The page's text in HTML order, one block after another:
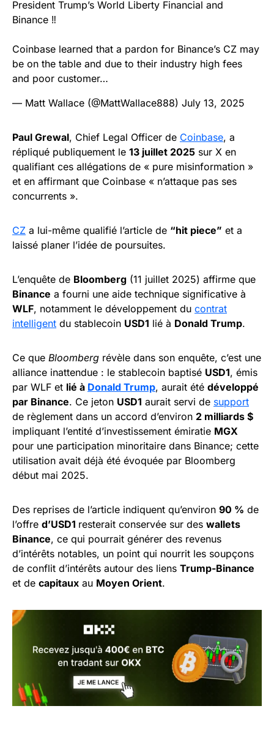
President Trump’s World Liberty Financial and
Binance ‼️
Coinbase learned that a pardon for Binance’s CZ may
be on the table and due to their industry high fees
and poor customer…
— Matt Wallace (@MattWallace888) July 13, 2025
Paul Grewal, Chief Legal Officer de Coinbase, a
répliqué publiquement le 13 juillet 2025 sur X en
qualifiant ces allégations de « pure misinformation »
et en affirmant que Coinbase « n’attaque pas ses
concurrents ».
CZ a lui-même qualifié l’article de “hit piece” et a
laissé planer l’idée de poursuites.
L’enquête de Bloomberg (11 juillet 2025) affirme que
Binance a fourni une aide technique significative à
WLF, notamment le développement du contrat
intelligent du stablecoin USD1 lié à Donald Trump.
Ce que Bloomberg révèle dans son enquête, c’est une
alliance inattendue : le stablecoin baptisé USD1, émis
par WLF et lié à Donald Trump, aurait été développé
par Binance. Ce jeton USD1 aurait servi de support
de règlement dans un accord d’environ 2 milliards $
impliquant l’entité d’investissement émiratie MGX
pour une participation minoritaire dans Binance; cette
utilisation avait déjà été évoquée par Bloomberg
début mai 2025.
Des reprises de l’article indiquent qu’environ 90 % de
l’offre d’USD1 resterait conservée sur des wallets
Binance, ce qui pourrait générer des revenus
d’intérêts notables, un point qui nourrit les soupçons
de conflit d’intérêts autour des liens Trump-Binance
et de capitaux au Moyen Orient.